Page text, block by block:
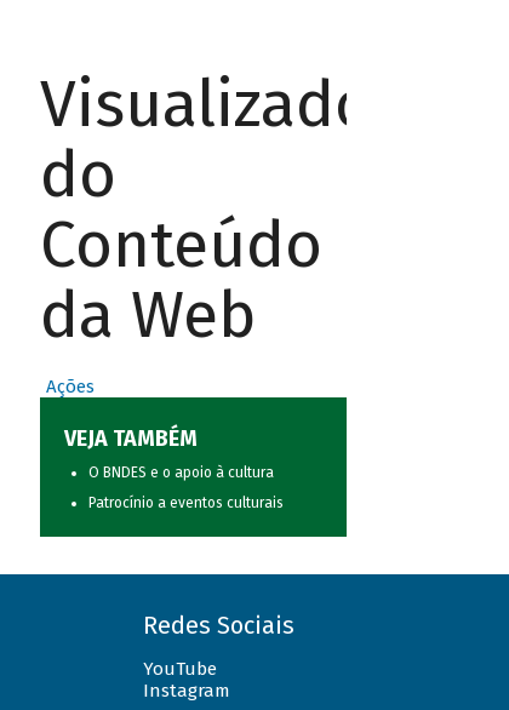
Visualizador
do
Conteúdo
da Web
Ações
VEJA TAMBÉM
O BNDES e o apoio à cultura
Patrocínio a eventos culturais
Redes Sociais
YouTube
Instagram